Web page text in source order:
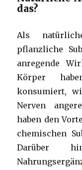
das?
Als
pflanzliche
anregende
Körper
konsumiert,
Nerven
haben den
chemischen
Darüber